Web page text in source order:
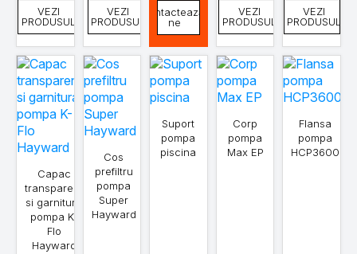
VEZI
PRODUSUL
VEZI
PRODUSUL
Contactează-
ne
VEZI
PRODUSUL
VEZI
PRODUSUL
Capac
transparent
si garnitura
pompa K-
Flo
Hayward
Cos
prefiltru
pompa
Super
Hayward
Suport
pompa
piscina
Corp
pompa
Max EP
Flansa
pompa
HCP3600